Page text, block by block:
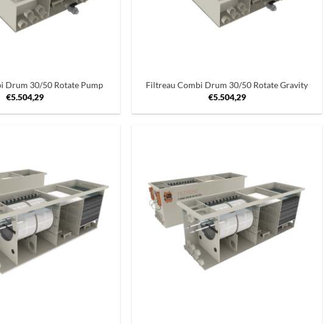
Drum 30/50 Rotate Pump
€5.504,29
Filtreau Combi Drum 30/50 Rotate Gravity
€5.504,29